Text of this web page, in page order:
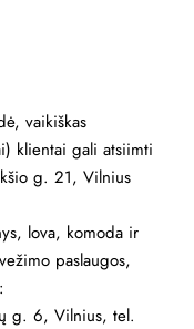
vaikiškas
klientai gali atsiimti
g. 21, Vilnius
lova, komoda ir
paslaugos,
g. 6, Vilnius, tel.